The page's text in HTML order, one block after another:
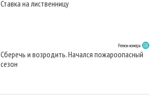
Ставка на лиственницу
Регион номера
Сберечь и возродить. Начался пожароопасный
сезон